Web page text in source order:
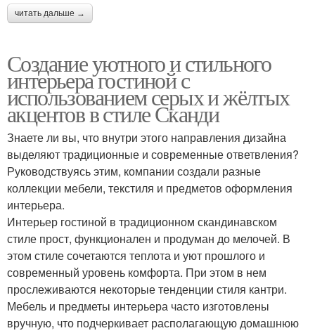
читать дальше →
Создание уютного и стильного
интерьера гостиной с
использованием серых и жёлтых
акцентов в стиле Сканди
Знаете ли вы, что внутри этого направления дизайна
выделяют традиционные и современные ответвления?
Руководствуясь этим, компании создали разные
коллекции мебели, текстиля и предметов оформления
интерьера.
Интерьер гостиной в традиционном скандинавском
стиле прост, функционален и продуман до мелочей. В
этом стиле сочетаются теплота и уют прошлого и
современный уровень комфорта. При этом в нем
прослеживаются некоторые тенденции стиля кантри.
Мебель и предметы интерьера часто изготовлены
вручную, что подчеркивает располагающую домашнюю